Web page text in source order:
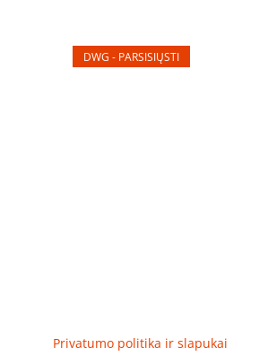
DWG - PARSISIŲSTI
Privatumo politika ir slapukai